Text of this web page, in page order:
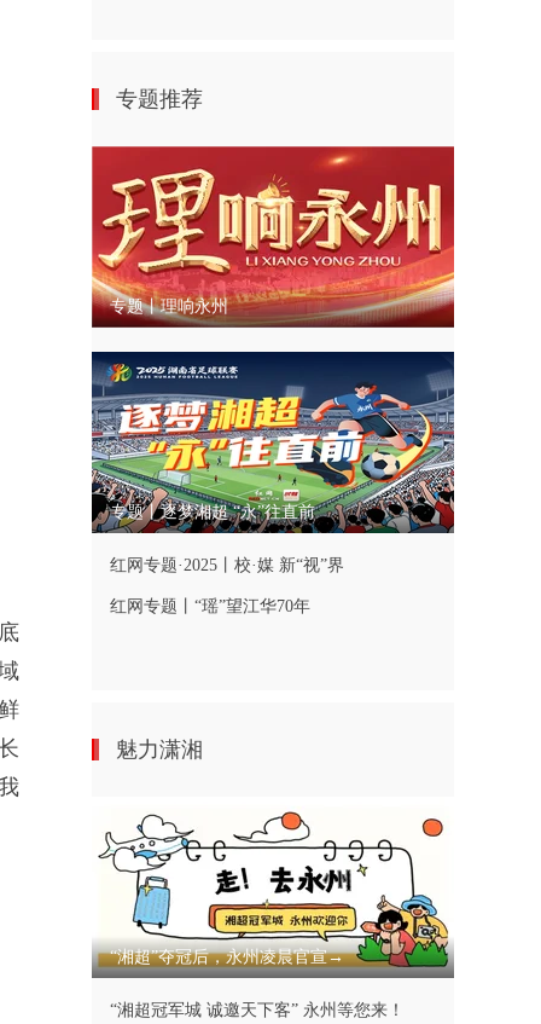
专题推荐
专题丨理响永州
专题丨逐梦湘超 “永”往直前
红网专题·2025丨校·媒 新“视”界
红网专题丨“瑶”望江华70年
魅力潇湘
“湘超”夺冠后，永州凌晨官宣→
“湘超冠军城 诚邀天下客” 永州等您来！